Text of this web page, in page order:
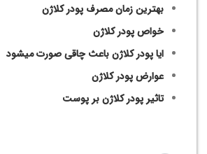
بهترین زمان مصرف پودر کلاژن
خواص پودر کلاژن
ایا پودر کلاژن باعث چاقی صورت میشود
عوارض پودر کلاژن
تاثیر پودر کلاژن بر پوست